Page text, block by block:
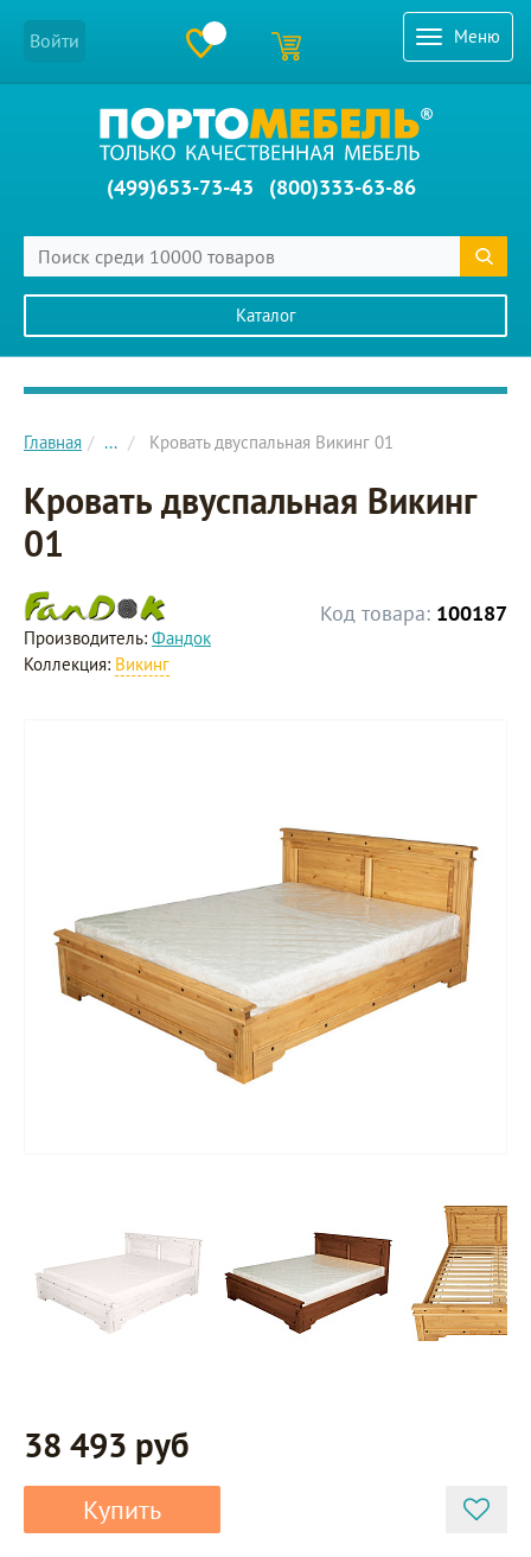
Меню
Войти
(499)653-73-43 (800)333-63-86
Каталог
Главное меню сайта
Главная ... Кровать двуспальная Викинг 01
Кровать двуспальная Викинг
01
Код товара: 100187
Производитель: Фандок
Коллекция: Викинг
38 493 руб
Купить